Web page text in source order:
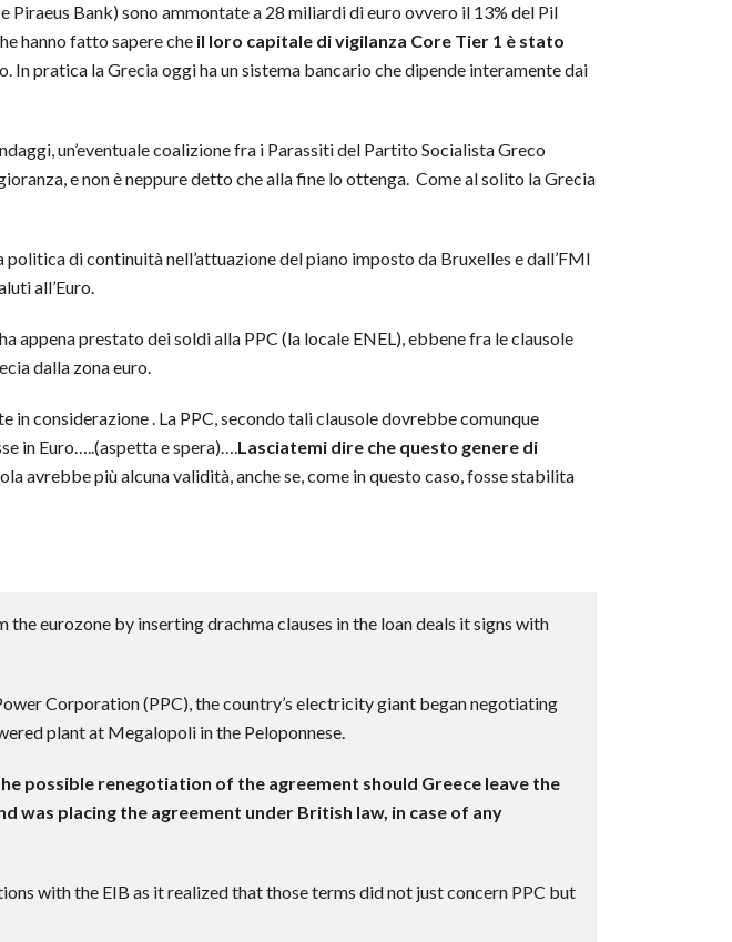
Bank) sono ammontate a 28 miliardi di euro ovvero il 13% del Pil
hanno fatto sapere che il loro capitale di vigilanza Core Tier 1 è stato
In pratica la Grecia oggi ha un sistema bancario che dipende interamente dai
un’eventuale coalizione fra i Parassiti del Partito Socialista Greco
e non è neppure detto che alla fine lo ottenga. Come al solito la Grecia
di continuità nell’attuazione del piano imposto da Bruxelles e dall’FMI
all’Euro.
appena prestato dei soldi alla PPC (la locale ENEL), ebbene fra le clausole
dalla zona euro.
in considerazione . La PPC, secondo tali clausole dovrebbe comunque
in Euro…..(aspetta e spera)….Lasciatemi dire che questo genere di
avrebbe più alcuna validità, anche se, come in questo caso, fosse stabilita
eurozone by inserting drachma clauses in the loan deals it signs with
Corporation (PPC), the country’s electricity giant began negotiating
plant at Megalopoli in the Peloponnese.
possible renegotiation of the agreement should Greece leave the
was placing the agreement under British law, in case of any
with the EIB as it realized that those terms did not just concern PPC but